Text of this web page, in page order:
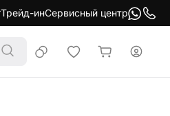
Трейд-инСервисный центр